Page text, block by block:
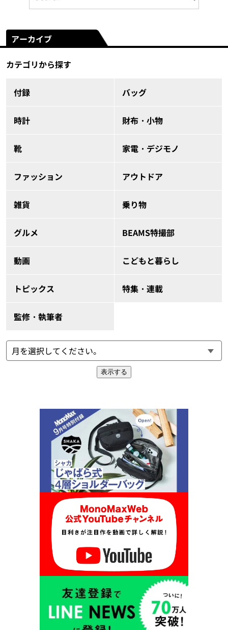
アーカイブ
カテゴリから探す
付録 バッグ
時計 財布・小物
靴 家電・デジモノ
ファッション アウトドア
雑貨 乗り物
グルメ BEAMS特撮部
動画 こどもと暮らし
トピックス 特集・連載
監修・執筆者
表示する